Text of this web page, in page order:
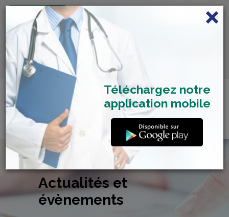
FRANÇAIS
Centre de Check-up Bilan
Santé
Actualités et
évènements
Téléchargez notre
application mobile